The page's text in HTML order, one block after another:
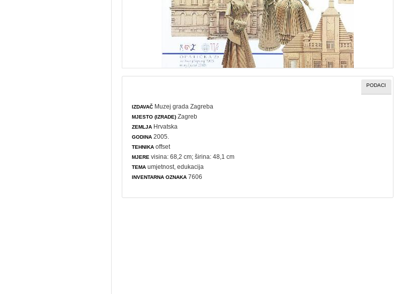
PODACI
IZDAVAČ Muzej grada Zagreba
MJESTO (IZRADE) Zagreb
ZEMLJA Hrvatska
GODINA 2005.
TEHNIKA offset
MJERE visina: 68,2 cm; širina: 48,1 cm
TEMA umjetnost ,edukacija
INVENTARNA OZNAKA 7606